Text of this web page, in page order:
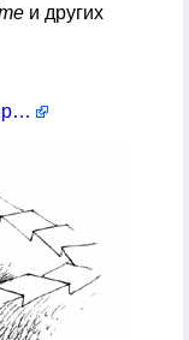
и других
http://www.cartoon-journal.de/iims.php?name=IIMS_News&file=article&ims=2341